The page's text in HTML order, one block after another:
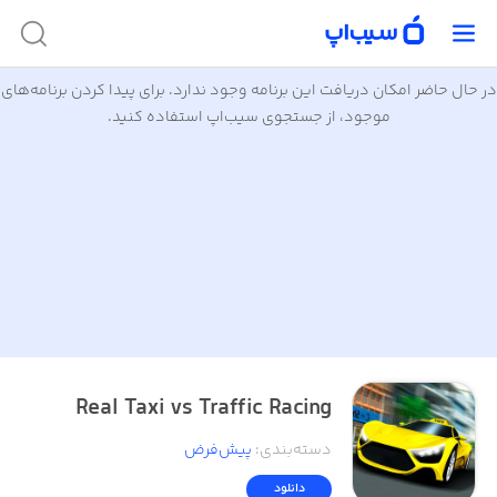
در حال حاضر امکان دریافت این برنامه وجود ندارد. برای پیدا کردن برنامه‌های
موجود، از جستجوی سیب‌اپ استفاده کنید.
Real Taxi vs Traffic Racing
دسته‌بندی: پیش‌فرض
دانلود